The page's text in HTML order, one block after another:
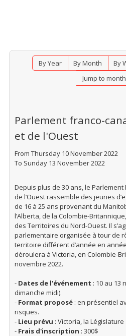
By Year By Month By
Jump to month
Parlement franco-
et de l'Ouest
From Thursday 10 November 2022
To Sunday 13 November 2022
Depuis plus de 30 ans, le
de l’Ouest rassemble des jeunes
de 16 à 25 ans provenant du
l’Alberta, de la Colombie-
des Territoires du Nord-Ouest. Il
parlementaire organisée à tour de
territoire différent d’année en
déroulera à Victoria, en Colombie-
novembre 2022.
- Dates de l'événement : 10 au 13
dimanche midi).
- Format proposé: en présentiel
risques.
- Lieu prévu : Victoria, la Législature
- Frais d'inscription : 300$